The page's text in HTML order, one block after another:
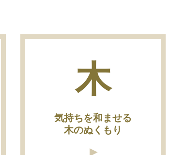
木
気持ちを和ませる
木のぬくもり